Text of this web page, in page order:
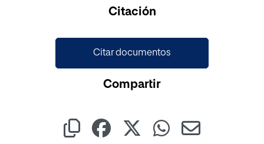
Citación
Citar documentos
Compartir